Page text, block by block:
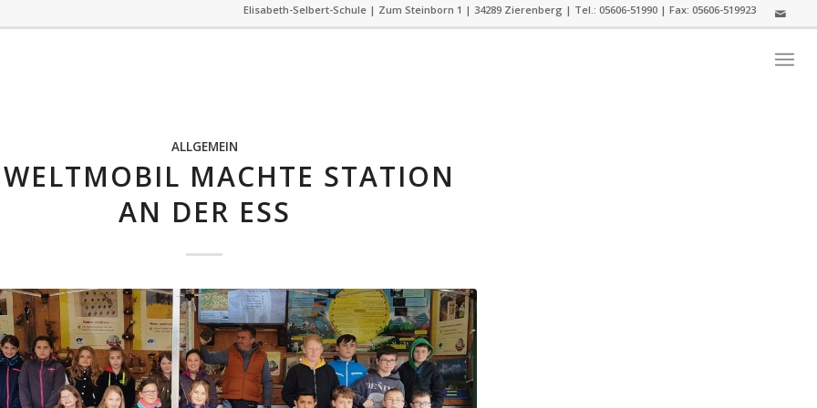
Elisabeth-Selbert-Schule | Zum Steinborn 1 | 34289 Zierenberg | Tel.: 05606-51990 | Fax: 05606-519923
ALLGEMEIN
MACHTE STATION
AN DER ESS